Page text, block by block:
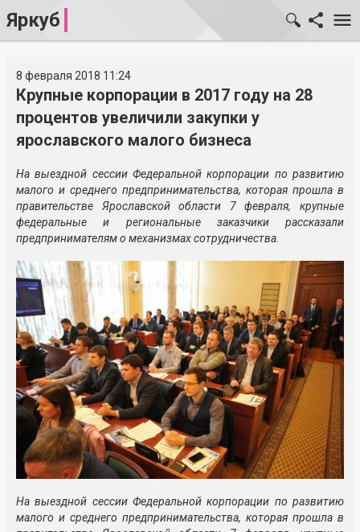
Яркуб
8 февраля 2018 11:24
Крупные корпорации в 2017 году на 28
процентов увеличили закупки у
ярославского малого бизнеса
На выездной сессии Федеральной корпорации по развитию
малого и среднего предпринимательства, которая прошла в
правительстве Ярославской области 7 февраля, крупные
федеральные и региональные заказчики рассказали
предпринимателям о механизмах сотрудничества.
На выездной сессии Федеральной корпорации по развитию
малого и среднего предпринимательства, которая прошла в